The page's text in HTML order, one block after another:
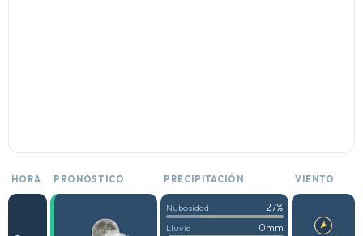
HORA PRONÓSTICO PRECIPITACIÓN VIENTO
Nubosidad 27%
Lluvia 0mm